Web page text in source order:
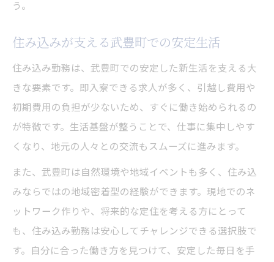
う。
住み込みが支える武豊町での安定生活
住み込み勤務は、武豊町での安定した新生活を支える大
きな要素です。即入寮できる求人が多く、引越し費用や
初期費用の負担が少ないため、すぐに働き始められるの
が特徴です。生活基盤が整うことで、仕事に集中しやす
くなり、地元の人々との交流もスムーズに進みます。
また、武豊町は自然環境や地域イベントも多く、住み込
みならではの地域密着型の経験ができます。現地でのネ
ットワーク作りや、将来的な定住を考える方にとって
も、住み込み勤務は安心してチャレンジできる選択肢で
す。自分に合った働き方を見つけて、安定した毎日を手